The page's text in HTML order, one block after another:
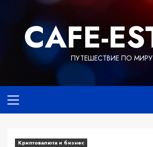
содержимому
СAFE-ПУТЕШЕСТВИЕ ПО МИРУ
меню
Криптовалюта и бизнес